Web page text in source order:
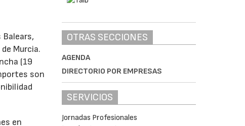
Murcia.
(19
son
en
OTRAS SECCIONES
AGENDA
DIRECTORIO POR EMPRESAS
SERVICIOS
Jornadas Profesionales